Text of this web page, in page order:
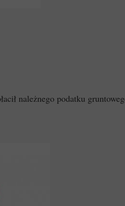
należnego podatku